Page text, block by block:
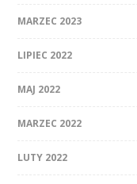
MARZEC 2023
LIPIEC 2022
MAJ 2022
MARZEC 2022
LUTY 2022